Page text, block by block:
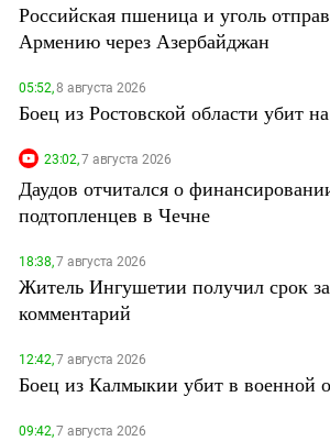
Российская пшеница и уголь
Армению через Азербайджан
05:52,8 августа 2026
Боец из Ростовской области убит
23:02,7 августа 2026
Даудов отчитался о
подтопленцев в Чечне
18:38,7 августа 2026
Житель Ингушетии получил срок
комментарий
12:42,7 августа 2026
Боец из Калмыкии убит в военной
09:42,7 августа 2026